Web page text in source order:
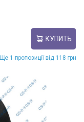
КУПИТЬ
Ще 1 пропозиції від 118 грн